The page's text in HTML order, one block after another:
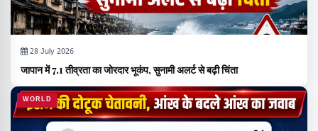
28 July 2026
जापान में 7.1 तीव्रता का जोरदार भूकंप, सुनामी अलर्ट से बढ़ी चिंता
WORLD